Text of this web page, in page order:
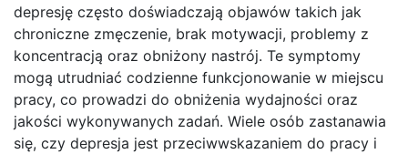
depresję często doświadczają objawów takich jak
chroniczne zmęczenie, brak motywacji, problemy z
koncentracją oraz obniżony nastrój. Te symptomy
mogą utrudniać codzienne funkcjonowanie w miejscu
pracy, co prowadzi do obniżenia wydajności oraz
jakości wykonywanych zadań. Wiele osób zastanawia
się, czy depresja jest przeciwwskazaniem do pracy i